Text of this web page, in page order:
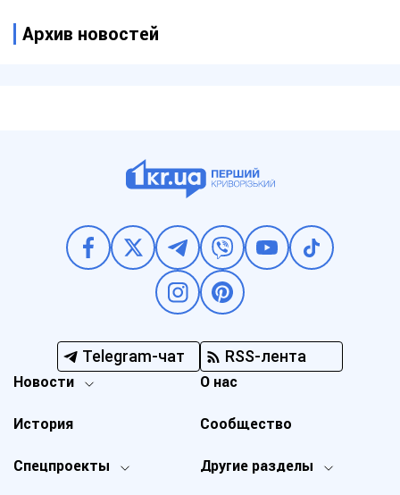
Архив новостей
Telegram-чат RSS-лента
Новости
Спецпроекты Другие разделы
История
О нас
Сообщество